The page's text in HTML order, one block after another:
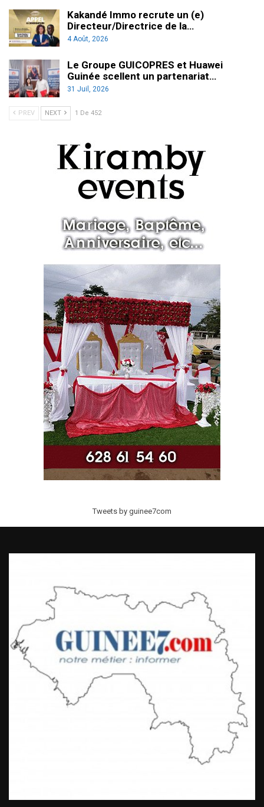
Kakandé Immo recrute un (e)
Directeur/Directrice de la…
4 Août, 2026
Le Groupe GUICOPRES et Huawei
Guinée scellent un partenariat…
31 Juil, 2026
PREV NEXT 1 De 452
Tweets by guinee7com